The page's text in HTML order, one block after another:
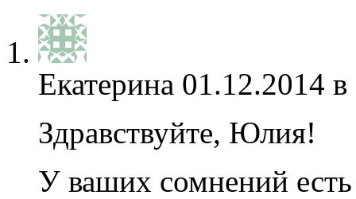
Екатерина 01.12.2014
Здравствуйте, Юлия!
У ваших сомнений